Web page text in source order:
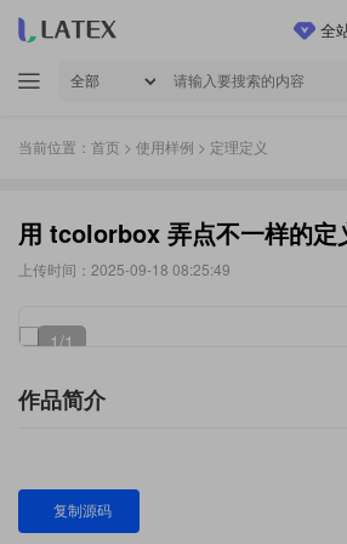
全
当前位置： 首页 > 使用样例 > 定理定义
用 tcolorbox 弄点不一样的定
上传时间：2025-09-18 08:25:49
1/1
作品简介
复制源码